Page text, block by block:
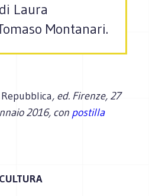
Laura
Montanari.
, ed. Firenze, 27
2016, con postilla